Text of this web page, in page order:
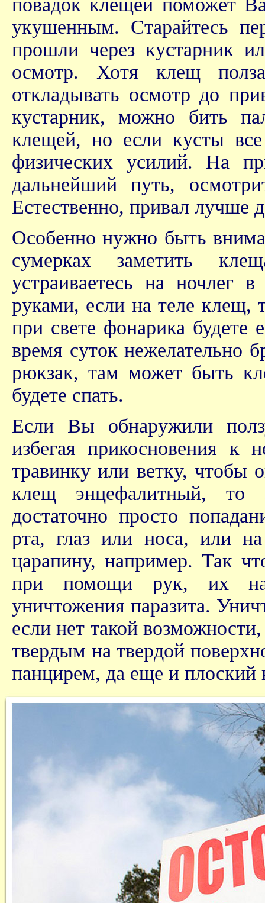
укушенным. Старайтесь
прошли через кустарник
осмотр. Хотя клещ
откладывать осмотр до
кустарник, можно бить
клещей, но если кусты
физических усилий. На
дальнейший путь,
Естественно, привал лучше
Особенно нужно быть
сумерках заметить
устраиваетесь на ночлег
руками, если на теле
при свете фонарика будете
время суток нежелательно
рюкзак, там может быть
будете спать.
Если Вы обнаружили
избегая прикосновения к
травинку или ветку, чтобы
клещ энцефалитный, то
достаточно просто
рта, глаз или носа, или
царапину, например. Так
при помощи рук, их
уничтожения паразита.
если нет такой
твердым на твердой
панцирем, да еще и плоский